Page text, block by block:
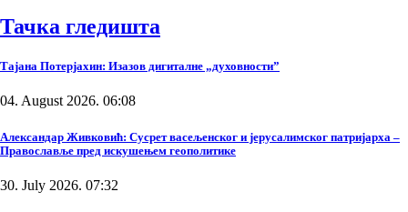
Тачка гледишта
Тајана Потерјахин: Изазов дигиталне „духовности”
04. August 2026. 06:08
Александар Живковић: Сусрет васељенског и јерусалимског патријарха –
Православље пред искушењем геополитике
30. July 2026. 07:32